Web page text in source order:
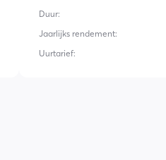
Duur:
Jaarlijks rendement:
Uurtarief: